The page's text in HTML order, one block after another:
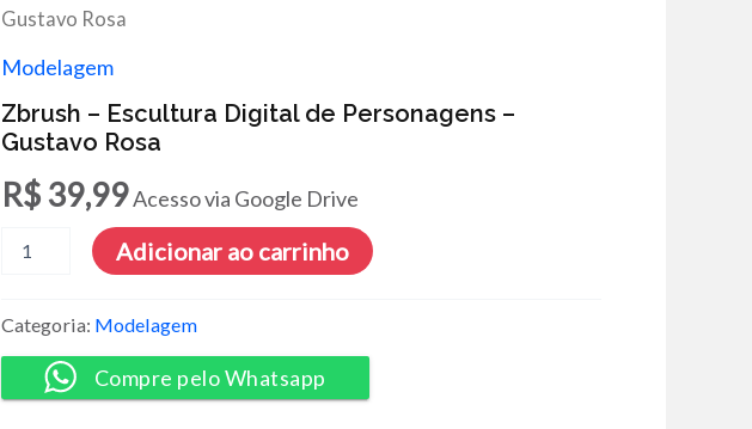
Gustavo Rosa
Modelagem
Zbrush – Escultura Digital de Personagens –
Gustavo Rosa
R$39,99Acesso via Google Drive
de
Personagens
Gustavo
Adicionar ao carrinho
Categoria: Modelagem
Compre pelo Whatsapp